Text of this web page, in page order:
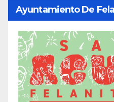
Ayuntamiento De